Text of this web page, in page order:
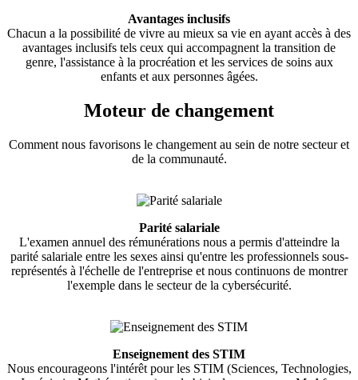
Avantages inclusifs
Chacun a la possibilité de vivre au mieux sa vie en ayant accès à des
avantages inclusifs tels ceux qui accompagnent la transition de
genre, l'assistance à la procréation et les services de soins aux
enfants et aux personnes âgées.
Moteur de changement
Comment nous favorisons le changement au sein de notre secteur et
de la communauté.
Parité salariale
L'examen annuel des rémunérations nous a permis d'atteindre la
parité salariale entre les sexes ainsi qu'entre les professionnels sous-
représentés à l'échelle de l'entreprise et nous continuons de montrer
l'exemple dans le secteur de la cybersécurité.
Enseignement des STIM
Nous encourageons l'intérêt pour les STIM (Sciences, Technologies,